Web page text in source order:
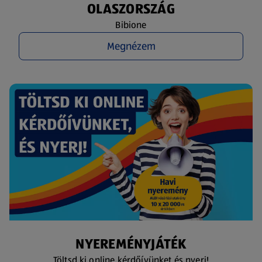
OLASZORSZÁG
Bibione
Megnézem
NYEREMÉNYJÁTÉK